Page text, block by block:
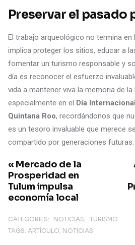
Preservar el pasado
El trabajo arqueológico no termina en
implica proteger los sitios, educar a
fomentar un turismo responsable y
día es reconocer el esfuerzo
vida a mantener viva la memoria de la
especialmente en el Día
Quintana Roo, recordándonos que
es un tesoro invaluable que merece
compartido por generaciones futuras.
« Mercado de la
Prosperidad en
Tulum impulsa
economía local
CATEGORIES: NOTICIAS
TURISMO
TAGS: ARTÍCULO NOTICIAS